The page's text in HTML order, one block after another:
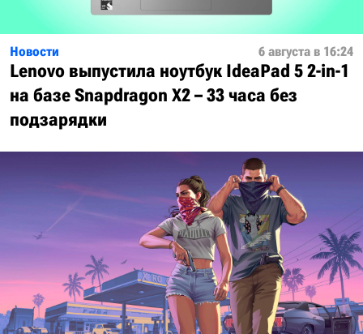
Новости 6 августа в 16:24
Lenovo выпустила ноутбук IdeaPad 5 2-in-1
на базе Snapdragon X2 – 33 часа без
подзарядки